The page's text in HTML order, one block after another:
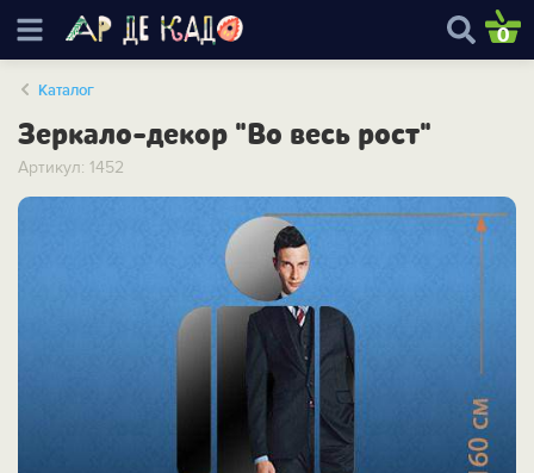
0
Каталог
Зеркало-декор "Во весь рост"
Артикул: 1452